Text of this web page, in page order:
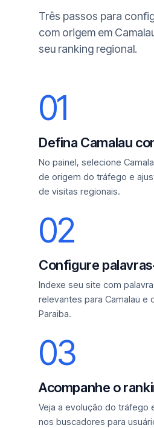
Três passos para
com origem em
seu ranking regional.
01
Defina Camalau
No painel, selecione
de origem do tráfego e
de visitas regionais.
02
Configure
Indexe seu site com
relevantes para Camalau e
Paraiba.
03
Acompanhe o
Veja a evolução do tráfego
nos buscadores para